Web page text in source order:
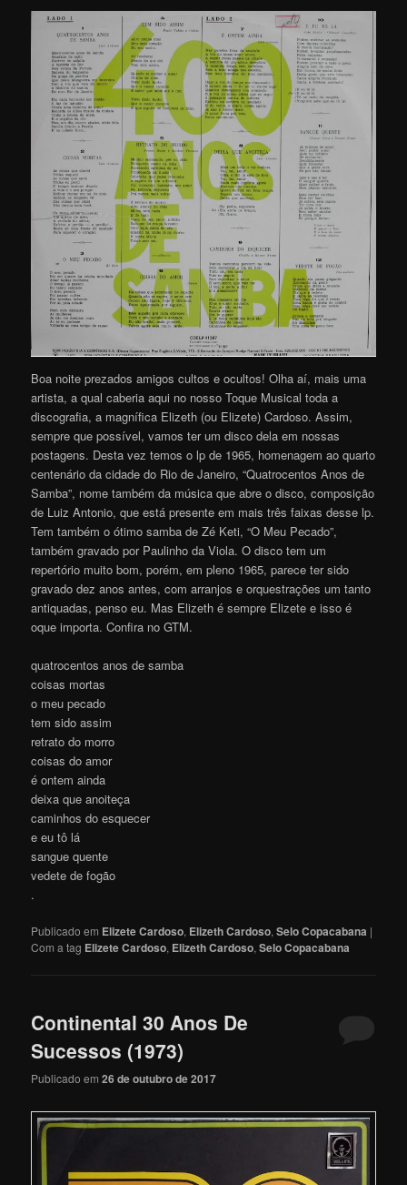
Boa noite prezados amigos cultos e ocultos! Olha aí, mais uma
artista, a qual caberia aqui no nosso Toque Musical toda a
discografia, a magnífica Elizeth (ou Elizete) Cardoso. Assim,
sempre que possível, vamos ter um disco dela em nossas
postagens. Desta vez temos o lp de 1965, homenagem ao quarto
centenário da cidade do Rio de Janeiro, “Quatrocentos Anos de
Samba”, nome também da música que abre o disco, composição
de Luiz Antonio, que está presente em mais três faixas desse lp.
Tem também o ótimo samba de Zé Keti, “O Meu Pecado”,
também gravado por Paulinho da Viola. O disco tem um
repertório muito bom, porém, em pleno 1965, parece ter sido
gravado dez anos antes, com arranjos e orquestrações um tanto
antiquadas, penso eu. Mas Elizeth é sempre Elizete e isso é
oque importa. Confira no GTM.
quatrocentos anos de samba
coisas mortas
o meu pecado
tem sido assim
retrato do morro
coisas do amor
é ontem ainda
deixa que anoiteça
caminhos do esquecer
e eu tô lá
sangue quente
vedete de fogão
.
Publicado em Elizete Cardoso, Elizeth Cardoso,Selo Copacabana |
Com a tag Elizete Cardoso, Elizeth Cardoso,Selo Copacabana
Continental 30 Anos De
Sucessos (1973)
Publicado em26 de outubro de 2017